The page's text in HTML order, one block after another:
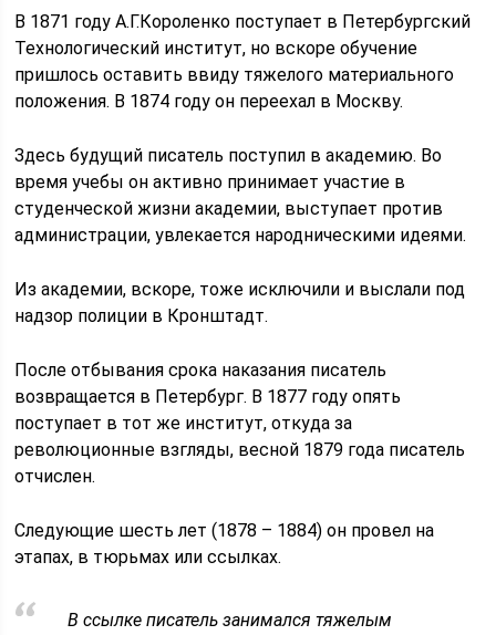
В 1871 году А.Г.Короленко поступает в Петербургский
Технологический институт, но вскоре обучение
пришлось оставить ввиду тяжелого материального
положения. В 1874 году он переехал в Москву.
Здесь будущий писатель поступил в академию. Во
время учебы он активно принимает участие в
студенческой жизни академии, выступает против
администрации, увлекается народническими идеями.
Из академии, вскоре, тоже исключили и выслали под
надзор полиции в Кронштадт.
После отбывания срока наказания писатель
возвращается в Петербург. В 1877 году опять
поступает в тот же институт, откуда за
революционные взгляды, весной 1879 года писатель
отчислен.
Следующие шесть лет (1878 – 1884) он провел на
этапах, в тюрьмах или ссылках.
В ссылке писатель занимался тяжелым